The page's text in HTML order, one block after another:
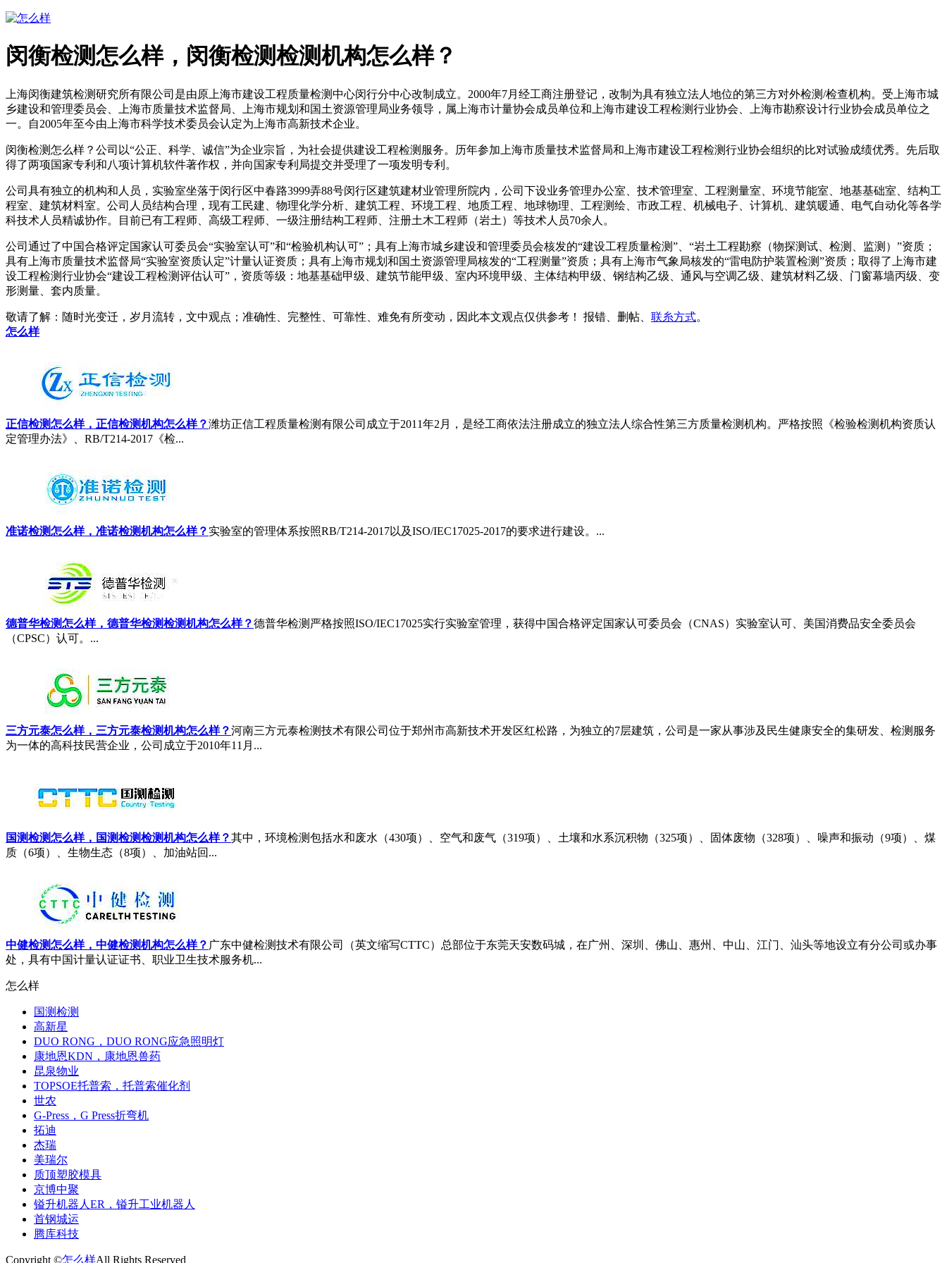
闵衡检测怎么样，闵衡检测检测机构怎么样？
上海闵衡建筑检测研究所有限公司是由原上海市建设工程质量检测中心闵行分中心改制成立。2000年7月经工商注册登记，改制为具有独立法人地位的第三方对外检测/检查机构。受上海市城
乡建设和管理委员会、上海市质量技术监督局、上海市规划和国土资源管理局业务领导，属上海市计量协会成员单位和上海市建设工程检测行业协会、上海市勘察设计行业协会成员单位之
一。自2005年至今由上海市科学技术委员会认定为上海市高新技术企业。
闵衡检测怎么样？公司以“公正、科学、诚信”为企业宗旨，为社会提供建设工程检测服务。历年参加上海市质量技术监督局和上海市建设工程检测行业协会组织的比对试验成绩优秀。先后取
得了两项国家专利和八项计算机软件著作权，并向国家专利局提交并受理了一项发明专利。
公司具有独立的机构和人员，实验室坐落于闵行区中春路3999弄88号闵行区建筑建材业管理所院内，公司下设业务管理办公室、技术管理室、工程测量室、环境节能室、地基基础室、结构工
程室、建筑材料室。公司人员结构合理，现有工民建、物理化学分析、建筑工程、环境工程、地质工程、地球物理、工程测绘、市政工程、机械电子、计算机、建筑暖通、电气自动化等各学
科技术人员精诚协作。目前已有工程师、高级工程师、一级注册结构工程师、注册土木工程师（岩土）等技术人员70余人。
公司通过了中国合格评定国家认可委员会“实验室认可”和“检验机构认可”；具有上海市城乡建设和管理委员会核发的“建设工程质量检测”、“岩土工程勘察（物探测试、检测、监测）”资质；
具有上海市质量技术监督局“实验室资质认定”计量认证资质；具有上海市规划和国土资源管理局核发的“工程测量”资质；具有上海市气象局核发的“雷电防护装置检测”资质；取得了上海市建
设工程检测行业协会“建设工程检测评估认可”，资质等级：地基基础甲级、建筑节能甲级、室内环境甲级、主体结构甲级、钢结构乙级、通风与空调乙级、建筑材料乙级、门窗幕墙丙级、变
形测量、套内质量。
敬请了解 ：随时光变迁，岁月流转，文中观点；准确性、完整性、可靠性、难免有所变动，因此本文观点仅供参考 ！ 报错、删帖、 联糸方式。
怎么样
正信检测怎么样，正信检测机构怎么样？潍坊正信工程质量检测有限公司成立于2011年2月，是经工商依法注册成立的独立法人综合性第三方质量检测机构。严格按照《检验检测机构资质认
定管理办法》、RB/T214-2017《检...
准诺检测怎么样，准诺检测机构怎么样？ 实验室的管理体系按照RB/T214-2017以及ISO/IEC17025-2017的要求进行建设。...
德普华检测怎么样，德普华检测检测机构怎么样？德普华检测严格按照ISO/IEC17025实行实验室管理，获得中国合格评定国家认可委员会（CNAS）实验室认可、美国消费品安全委员会
（CPSC）认可。...
三方元泰怎么样，三方元泰检测机构怎么样？河南三方元泰检测技术有限公司位于郑州市高新技术开发区红松路，为独立的7层建筑，公司是一家从事涉及民生健康安全的集研发、检测服务
为一体的高科技民营企业，公司成立于2010年11月...
国测检测怎么样，国测检测检测机构怎么样？其中，环境检测包括水和废水（430项）、空气和废气（319项）、土壤和水系沉积物（325项）、固体废物（328项）、噪声和振动（9项）、煤
质（6项）、生物生态（8项）、加油站回...
中健检测怎么样，中健检测机构怎么样？ 广东中健检测技术有限公司（英文缩写CTTC）总部位于东莞天安数码城，在广州、深圳、佛山、惠州、中山、江门、汕头等地设立有分公司或办事
处，具有中国计量认证证书、职业卫生技术服务机...
怎么样
国测检测
高新星
DUO RONG，DUO RONG应急照明灯
康地恩KDN，康地恩兽药
昆泉物业
TOPSOE托普索，托普索催化剂
世农
G-Press，G Press折弯机
拓迪
杰瑞
美瑞尔
质顶塑胶模具
京博中聚
镒升机器人ER，镒升工业机器人
首钢城运
腾库科技
Copyright ©怎么样All Rights Reserved